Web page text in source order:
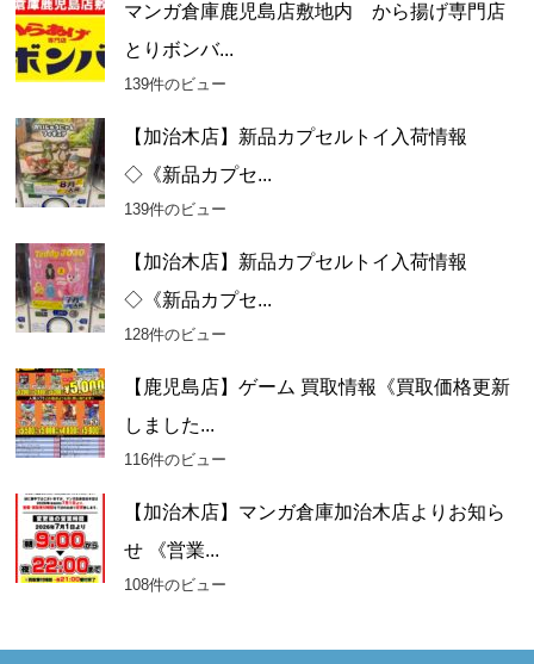
マンガ倉庫鹿児島店敷地内 から揚げ専門店
とりボンバ...
139件のビュー
【加治木店】新品カプセルトイ入荷情報
◇《新品カプセ...
139件のビュー
【加治木店】新品カプセルトイ入荷情報
◇《新品カプセ...
128件のビュー
【鹿児島店】ゲーム 買取情報《買取価格更新
しました...
116件のビュー
【加治木店】マンガ倉庫加治木店よりお知ら
せ 《営業...
108件のビュー